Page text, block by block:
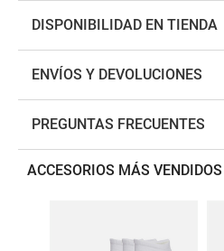
DISPONIBILIDAD EN TIENDA
ENVÍOS Y DEVOLUCIONES
PREGUNTAS FRECUENTES
ACCESORIOS MÁS VENDIDOS